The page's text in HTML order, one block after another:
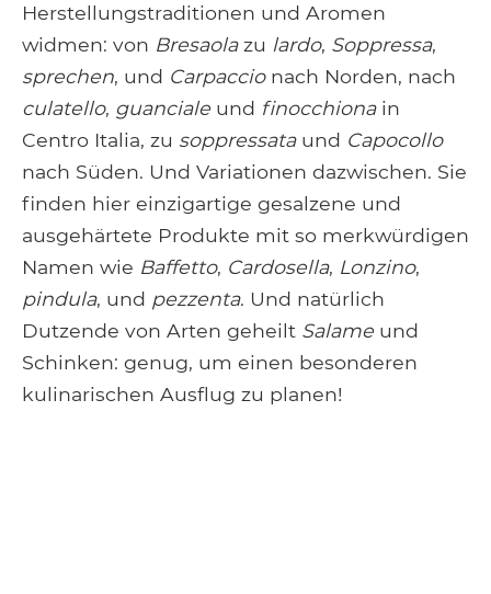
Herstellungstraditionen und Aromen
widmen: von Bresaolazu lardo, Soppressa,
sprechen, und Carpaccionach Norden, nach
culatello, guanciale und finocchionain
Centro Italia, zu soppressata und Capocollo
nach Süden. Und Variationen dazwischen. Sie
finden hier einzigartige gesalzene und
ausgehärtete Produkte mit so merkwürdigen
Namen wie Baffetto, Cardosella, Lonzino,
pindula, und pezzenta. Und natürlich
Dutzende von Arten geheilt Salame und
Schinken: genug, um einen besonderen
kulinarischen Ausflug zu planen!